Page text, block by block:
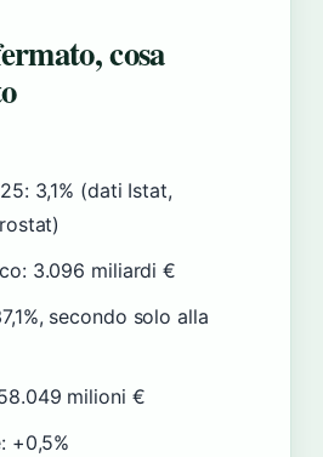
cosa
3,1% (dati Istat,
3.096 miliardi €
secondo solo alla
milioni €
+0,5%